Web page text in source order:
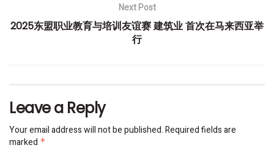
Next Post
2025东盟职业教育与培训友谊赛 建筑业 首次在马来西亚举
行
Leave a Reply
Your email address will not be published.Required fields are
marked *